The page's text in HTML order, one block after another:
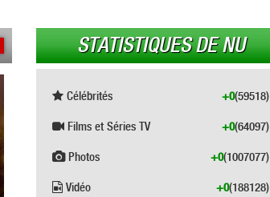
STATISTIQUES DE NU
Célébrités (59518)
+0
Films et Séries TV (64097)
+0
Photos (1007077)
+0
Vidéo (188128)
+0